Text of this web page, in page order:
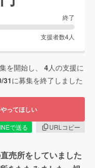
終了
支援者数4人
を開始し、 4人の支援に
31に募集を終了しました
ってほしい
で送る
URLコピー
売所をしていました